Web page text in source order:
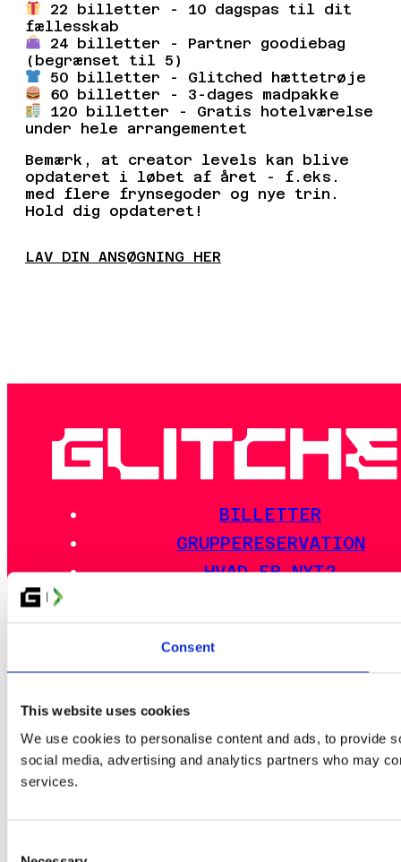
Consent
This website uses cookies
We use cookies to personalise content and ads, to provide
social media, advertising and analytics partners who may
services.
Virre
Miggeman14
Emelichen
Adamde